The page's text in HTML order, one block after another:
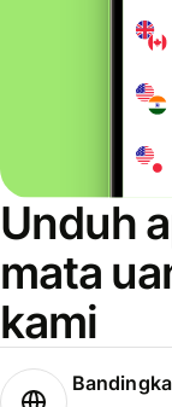
Unduh
mata
kami